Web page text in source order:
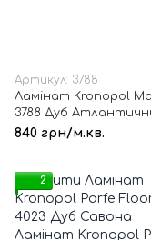
Артикул: 3788
Ламінат Kronopol
3788 Дуб
840 грн/м.кв.
2